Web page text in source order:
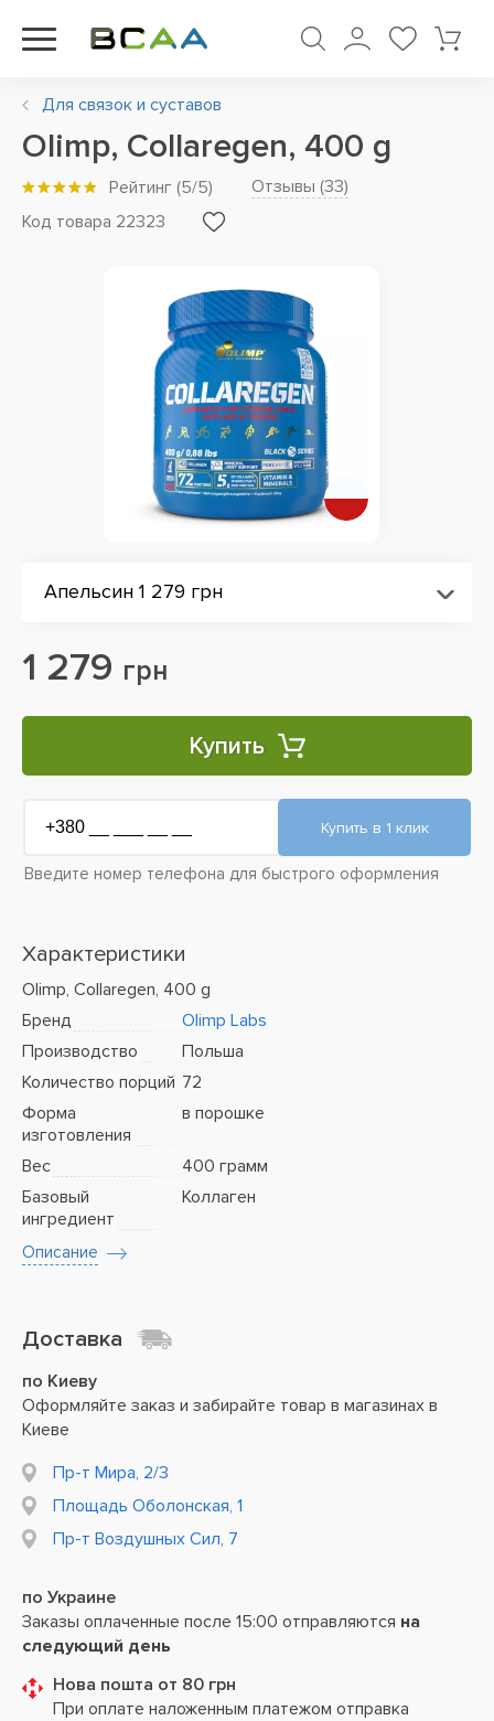
Для связок и суставов
Olimp, Collaregen, 400 g
Рейтинг (5/5) Отзывы (33)
Код товара 22323
Апельсин 1 279 грн
1 279 грн
Купить
Введите номер телефона для быстрого оформления
Характеристики
Olimp, Collaregen, 400 g
Бренд
Olimp Labs
Производство
Польша
Количество порций 72
Форма
изготовления
в порошке
Вес
400 грамм
Базовый
ингредиент
Коллаген
Описание
Доставка
по Киеву
Оформляйте заказ и забирайте товар в магазинах в
Киеве
Пр-т Мира, 2/3
Площадь Оболонская, 1
Пр-т Воздушных Сил, 7
по Украине
Заказы оплаченные после 15:00 отправляются на
следующий день
Нова пошта от 80 грн
При оплате наложенным платежом отправка